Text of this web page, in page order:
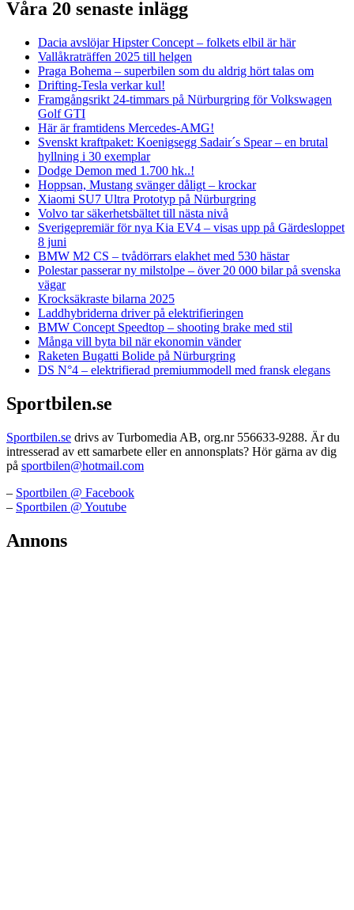
Våra 20 senaste inlägg
Dacia avslöjar Hipster Concept – folkets elbil är här
Vallåkraträffen 2025 till helgen
Praga Bohema – superbilen som du aldrig hört talas om
Drifting-Tesla verkar kul!
Framgångsrikt 24-timmars på Nürburgring för Volkswagen
Golf GTI
Här är framtidens Mercedes-AMG!
Svenskt kraftpaket: Koenigsegg Sadair´s Spear – en brutal
hyllning i 30 exemplar
Dodge Demon med 1.700 hk..!
Hoppsan, Mustang svänger dåligt – krockar
Xiaomi SU7 Ultra Prototyp på Nürburgring
Volvo tar säkerhetsbältet till nästa nivå
Sverigepremiär för nya Kia EV4 – visas upp på Gärdesloppet
8 juni
BMW M2 CS – tvådörrars elakhet med 530 hästar
Polestar passerar ny milstolpe – över 20 000 bilar på svenska
vägar
Krocksäkraste bilarna 2025
Laddhybriderna driver på elektrifieringen
BMW Concept Speedtop – shooting brake med stil
Många vill byta bil när ekonomin vänder
Raketen Bugatti Bolide på Nürburgring
DS N°4 – elektrifierad premiummodell med fransk elegans
Sportbilen.se
Sportbilen.se drivs av Turbomedia AB, org.nr 556633-9288. Är du
intresserad av ett samarbete eller en annonsplats? Hör gärna av dig
på sportbilen@hotmail.com
– Sportbilen @ Facebook
– Sportbilen @ Youtube
Annons